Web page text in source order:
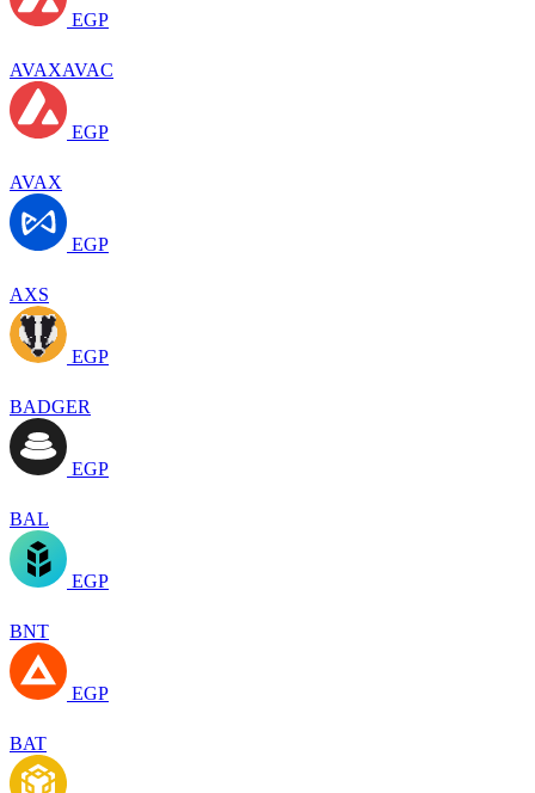
EGP
AVAXAVAC
EGP
AVAX
EGP
AXS
EGP
BADGER
EGP
BAL
EGP
BNT
EGP
BAT